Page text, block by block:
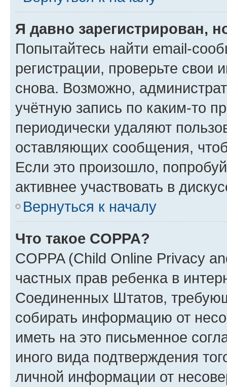
Я давно зарегистрирован,
Попытайтесь найти email-
регистрации, проверьте свои
снова. Возможно,
учётную запись по каким-то
периодически удаляют
оставляющих сообщения,
Если это произошло,
активнее участвовать в
Вернуться к началу
Что такое COPPA?
COPPA (Child Online Privacy
частных прав ребенка в
Соединенных Штатов,
собирать информацию от
иметь на это письменное
иного вида подтверждения
личной информации от